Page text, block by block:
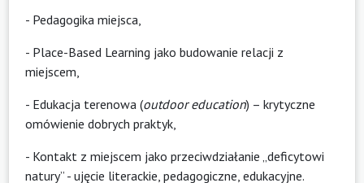
- Pedagogika miejsca,
- Place-Based Learning jako budowanie relacji z
miejscem,
- Edukacja terenowa (outdoor education) – krytyczne
omówienie dobrych praktyk,
- Kontakt z miejscem jako przeciwdziałanie „deficytowi
natury” - ujęcie literackie, pedagogiczne, edukacyjne.